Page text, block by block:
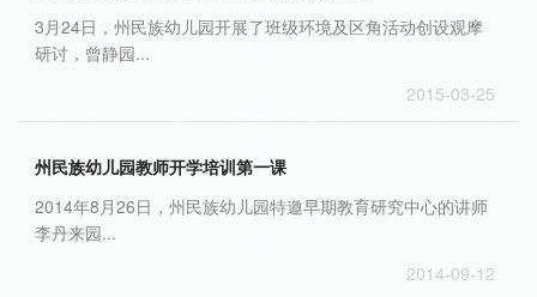
3月24日，州民族幼儿园开展了班级环境及区角活动创设观摩
研讨，曾静园...
2015-03-25
州民族幼儿园教师开学培训第一课
2014年8月26日，州民族幼儿园特邀早期教育研究中心的讲师
李丹来园...
2014-09-12